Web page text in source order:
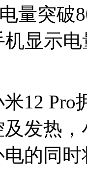
量突破
显示
12
发热
的同